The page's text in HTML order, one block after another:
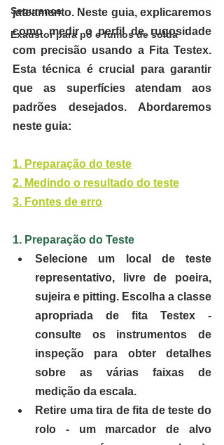
Segurança
Exaustor para pó e fumos de solda
jateamento. Neste guia, explicaremos
como medir o perfil de rugosidade
com precisão usando a Fita Testex.
Esta técnica é crucial para garantir
que as superfícies atendam aos
padrões desejados. Abordaremos
neste guia:
1. Preparação do teste
2. Medindo o resultado do teste
3. Fontes de erro
1. Preparação do Teste
Selecione um local de teste
representativo, livre de poeira,
sujeira e pitting. Escolha a classe
apropriada de fita Testex -
consulte os instrumentos de
inspeção para obter detalhes
sobre as várias faixas de
medição da escala.
Retire uma tira de fita de teste do
rolo - um marcador de alvo